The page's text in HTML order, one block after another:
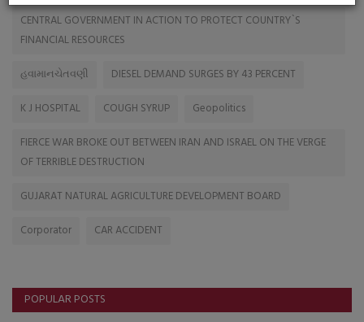
CENTRAL GOVERNMENT IN ACTION TO PROTECT COUNTRY`S
FINANCIAL RESOURCES
હવામાનચેતવણી
DIESEL DEMAND SURGES BY 43 PERCENT
K J HOSPITAL
COUGH SYRUP
Geopolitics
FIERCE WAR BROKE OUT BETWEEN IRAN AND ISRAEL ON THE VERGE
OF TERRIBLE DESTRUCTION
GUJARAT NATURAL AGRICULTURE DEVELOPMENT BOARD
Corporator
CAR ACCIDENT
POPULAR POSTS